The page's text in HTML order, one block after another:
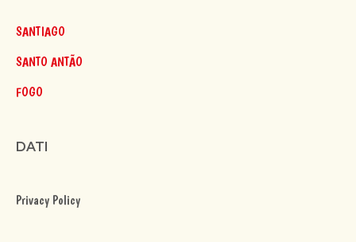
SANTIAGO
SANTO ANTÃO
FOGO
DATI
Privacy Policy